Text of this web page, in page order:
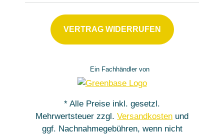
VERTRAG WIDERRUFEN
Ein Fachhändler von
* Alle Preise inkl. gesetzl.
Mehrwertsteuer zzgl. Versandkosten und
ggf. Nachnahmegebühren, wenn nicht